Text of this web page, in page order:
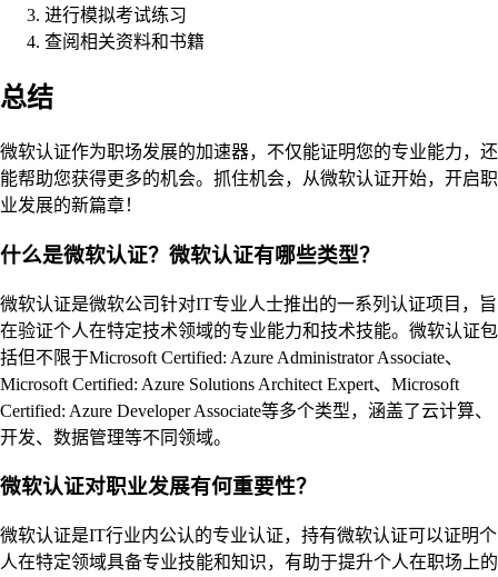
进行模拟考试练习
查阅相关资料和书籍
总结
微软认证作为职场发展的加速器，不仅能证明您的专业能力，还
能帮助您获得更多的机会。抓住机会，从微软认证开始，开启职
业发展的新篇章！
什么是微软认证？微软认证有哪些类型？
微软认证是微软公司针对IT专业人士推出的一系列认证项目，旨
在验证个人在特定技术领域的专业能力和技术技能。微软认证包
括但不限于Microsoft Certified: Azure Administrator Associate、
Microsoft Certified: Azure Solutions Architect Expert、Microsoft
Certified: Azure Developer Associate等多个类型，涵盖了云计算、
开发、数据管理等不同领域。
微软认证对职业发展有何重要性？
微软认证是IT行业内公认的专业认证，持有微软认证可以证明个
人在特定领域具备专业技能和知识，有助于提升个人在职场上的